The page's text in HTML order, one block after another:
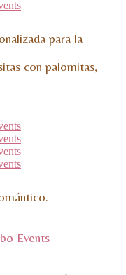
para la
con palomitas,